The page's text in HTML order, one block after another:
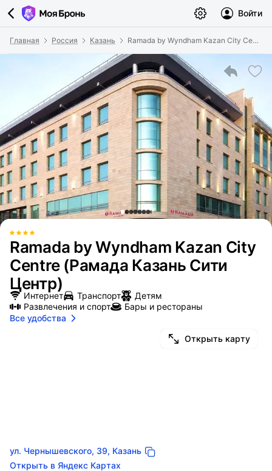
Войти
Главная Россия Казань Ramada by Wyndham Kazan City Centre (Рамада Казань Сити Центр)
Ramada by Wyndham Kazan City
Centre (Рамада Казань Сити
Центр)
Открыть карту
ул. Чернышевского, 39, Казань
Открыть в Яндекс Картах
Интернет Транспорт
Детям
Развлечения и спорт
Бары и рестораны
Все удобства